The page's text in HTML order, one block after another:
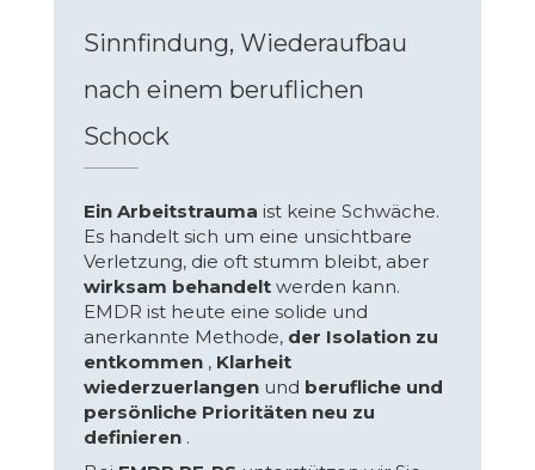
Sinnfindung, Wiederaufbau
nach einem beruflichen
Schock
Ein Arbeitstrauma ist keine Schwäche.
Es handelt sich um eine unsichtbare
Verletzung, die oft stumm bleibt, aber
wirksam behandelt werden kann.
EMDR ist heute eine solide und
anerkannte Methode, der Isolation zu
entkommen , Klarheit
wiederzuerlangen und berufliche und
persönliche Prioritäten neu zu
definieren .